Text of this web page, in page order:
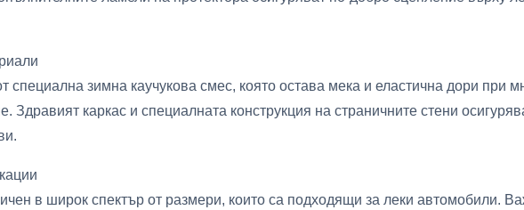
специална зимна каучукова смес, която остава мека и еластична дори при
Здравият каркас и специалната конструкция на страничните стени
в широк спектър от размери, които са подходящи за леки автомобили.